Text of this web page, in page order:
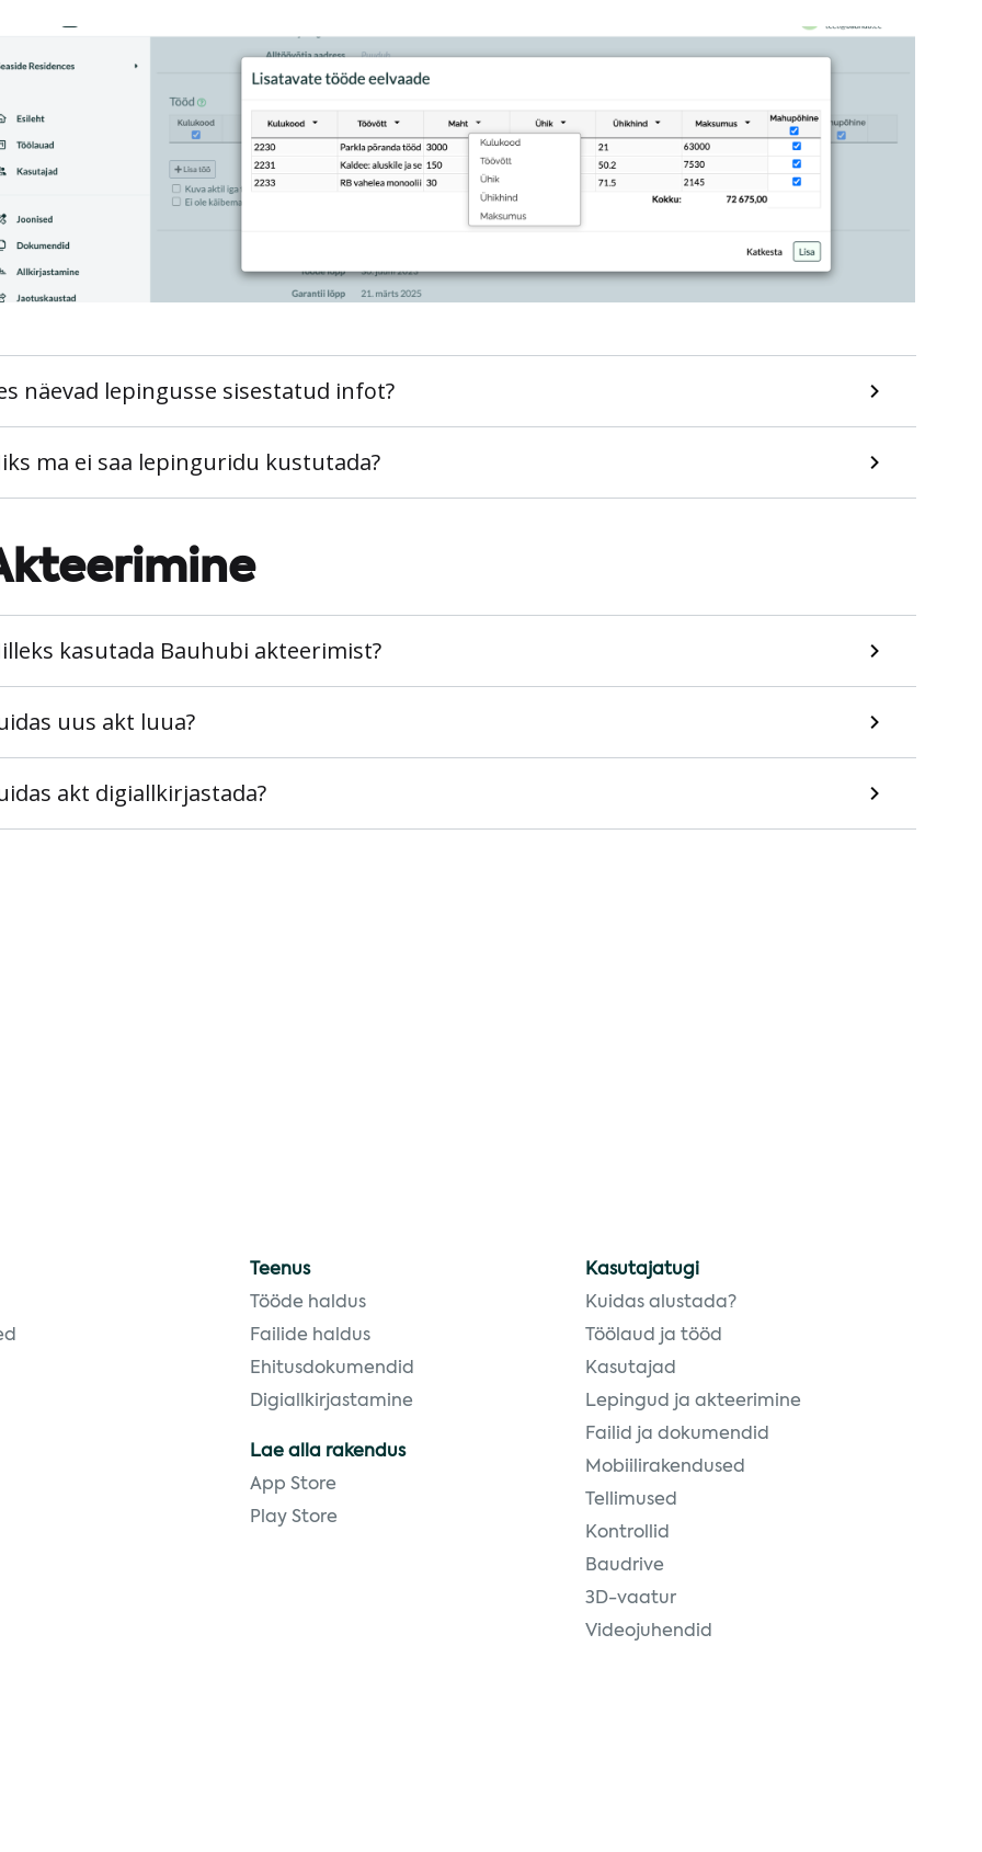
näevad lepingusse sisestatud infot?
ma ei saa lepinguridu kustutada?
kasutada Bauhubi akteerimist?
uus akt luua?
akt digiallkirjastada?
Teenus
Tööde haldus
Failide haldus
Ehitusdokumendid
Digiallkirjastamine
Lae alla rakendus
App Store
Play Store
Kasutajatugi
Kuidas alustada?
Töölaud ja tööd
Kasutajad
Lepingud ja akteerimine
Failid ja dokumendid
Mobiilirakendused
Tellimused
Kontrollid
Baudrive
3D-vaatur
Videojuhendid